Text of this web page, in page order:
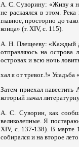
А. С. Суворину: «Живу я на
не раскаялся в этом.
главное, просторно до
конца» (т. XIV, с. 115).
А. Н. Плещееву: «Каждый
отправляюсь на острова
островах и всю ночь
хал я от тревог..!»
Затем приехал навестить
который начал
А. С. Суворин, как
великолепные. Я
XIV, с. 137-138). В марте
собирался и на второе лето.